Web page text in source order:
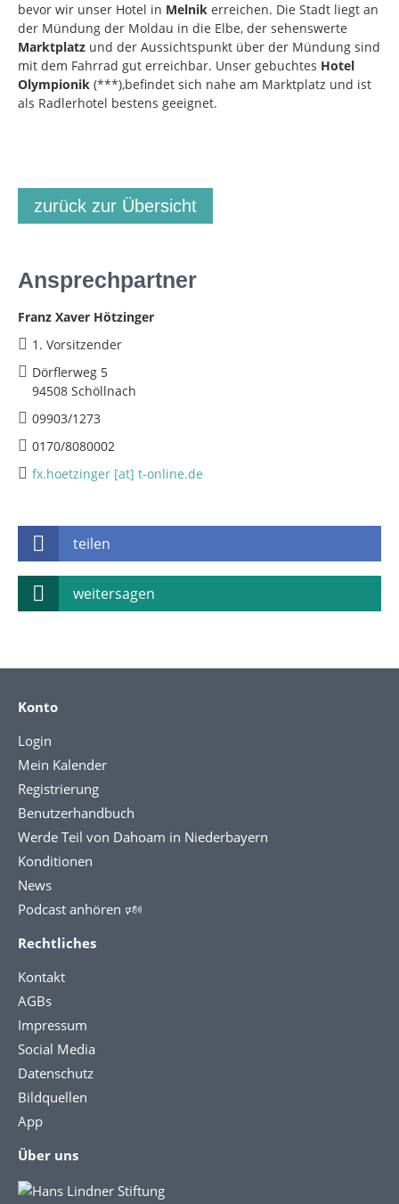
bevor wir unser Hotel in Melnik erreichen. Die Stadt liegt an
der Mündung der Moldau in die Elbe, der sehenswerte
Marktplatz und der Aussichtspunkt über der Mündung sind
mit dem Fahrrad gut erreichbar. Unser gebuchtes Hotel
Olympionik (***),befindet sich nahe am Marktplatz und ist
als Radlerhotel bestens geeignet.
zurück zur Übersicht
Ansprechpartner
Franz Xaver Hötzinger
1. Vorsitzender
Dörflerweg 5
94508 Schöllnach
09903/1273
0170/8080002
fx.hoetzinger [at] t-online.de
teilen
weitersagen
Konto
Login
Mein Kalender
Registrierung
Benutzerhandbuch
Werde Teil von Dahoam in Niederbayern
Konditionen
News
Podcast anhören 🕬
Rechtliches
Kontakt
AGBs
Impressum
Social Media
Datenschutz
Bildquellen
App
Über uns